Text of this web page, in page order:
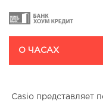
О ЧАСАХ
Casio представляет